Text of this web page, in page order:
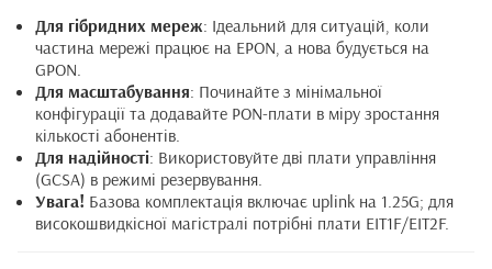
Для гібридних мереж: Ідеальний для ситуацій, коли
частина мережі працює на EPON, а нова будується на
GPON.
Для масштабування: Починайте з мінімальної
конфігурації та додавайте PON-плати в міру зростання
кількості абонентів.
Для надійності: Використовуйте дві плати управління
(GCSA) в режимі резервування.
Увага! Базова комплектація включає uplink на 1.25G; для
високошвидкісної магістралі потрібні плати EIT1F/EIT2F.